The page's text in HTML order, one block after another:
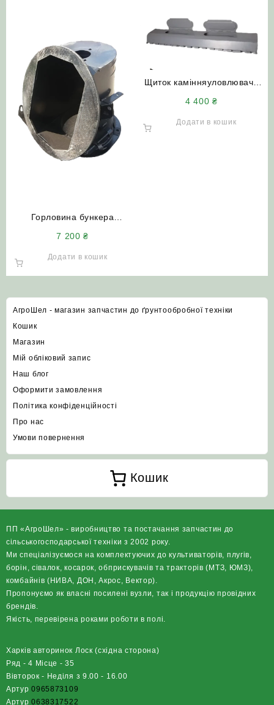
Горловина бункера
комбайна ДОН-1500А/Б
7 200₴
Додати в кошик
Щиток камінняуловлювача
4 400₴
Додати в кошик
АгроШел - магазин запчастин до ґрунтообробної техніки
Кошик
Магазин
Мій обліковий запис
Наш блог
Оформити замовлення
Політика конфіденційності
Про нас
Умови повернення
Кошик
ПП «АгроШел» - виробництво та постачання запчастин до
сільськогосподарської техніки з 2002 року.
Ми спеціалізуємося на комплектуючих до культиваторів, плугів,
борін, сівалок, косарок, обприскувачів та тракторів (МТЗ, ЮМЗ),
комбайнів (НИВА, ДОН, Акрос, Вектор).
Пропонуємо як власні посилені вузли, так і продукцію провідних
брендів.
Якість, перевірена роками роботи в полі.
Харків авторинок Лоск (східна сторона)
Ряд - 4 Місце - 35
Вівторок - Неділя з 9.00 - 16.00
Артур0965873109
Артур0638317522